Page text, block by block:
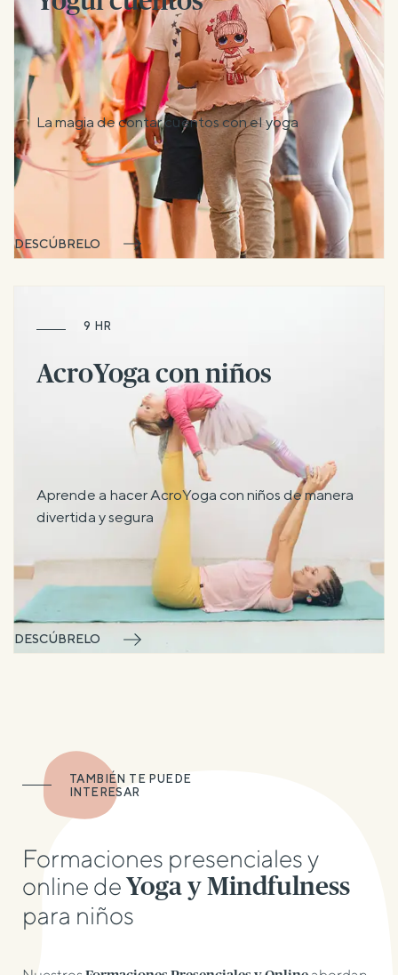
La magia de contar cuentos con el yoga
DESCÚBRELO
9 HR
AcroYoga con niños
Aprende a hacer AcroYoga con niños de manera
divertida y segura
DESCÚBRELO
TAMBIÉN TE PUEDE
INTERESAR
Formaciones presenciales y
online de Yoga y Mindfulness
para niños